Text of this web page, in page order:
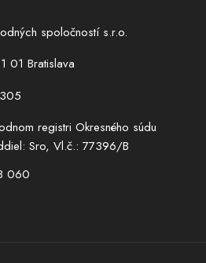
spoločností s.r.o.
01 Bratislava
registri Okresného súdu
Sro, Vl.č.: 77396/B
060